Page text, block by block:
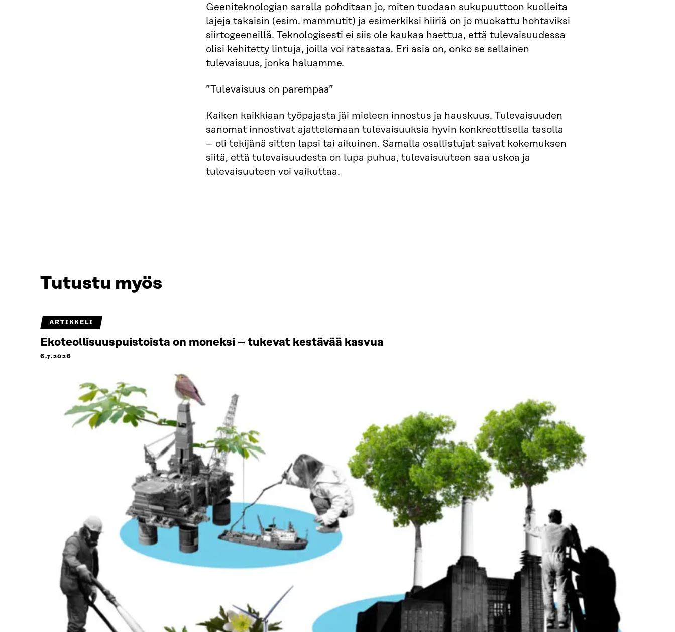
Geeniteknologian saralla pohditaan jo, miten tuodaan sukupuuttoon kuolleita
lajeja takaisin (esim. mammutit) ja esimerkiksi hiiriä on jo muokattu hohtaviksi
siirtogeeneillä. Teknologisesti ei siis ole kaukaa haettua, että tulevaisuudessa
olisi kehitetty lintuja, joilla voi ratsastaa. Eri asia on, onko se sellainen
tulevaisuus, jonka haluamme.
”Tulevaisuus on parempaa”
Kaiken kaikkiaan työpajasta jäi mieleen innostus ja hauskuus. Tulevaisuuden
sanomat innostivat ajattelemaan tulevaisuuksia hyvin konkreettisella tasolla
– oli tekijänä sitten lapsi tai aikuinen. Samalla osallistujat saivat kokemuksen
siitä, että tulevaisuudesta on lupa puhua, tulevaisuuteen saa uskoa ja
tulevaisuuteen voi vaikuttaa.
Tutustu myös
ARTIKKELI
Ekoteollisuuspuistoista on moneksi – tukevat kestävää kasvua
6.7.2026